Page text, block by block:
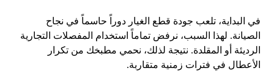
في البداية، تلعب جودة قطع الغيار دوراً حاسماً في نجاح
الصيانة. لهذا السبب، نرفض تماماً استخدام المفصلات التجارية
الرديئة أو المقلدة. نتيجة لذلك، نحمي مطبخك من تكرار
الأعطال في فترات زمنية متقاربة.